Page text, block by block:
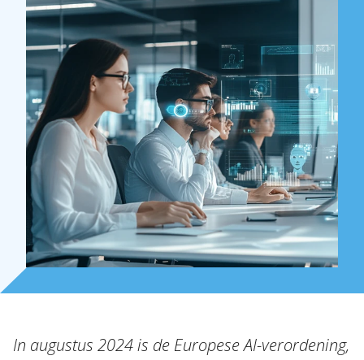
In augustus 2024 is de Europese AI-verordening,